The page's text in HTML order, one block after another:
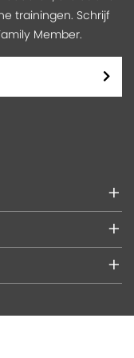
met de
selecteren wij de
onze producten.
mogelijk van
prioriteit!
trainingen. Schrijf
Member.